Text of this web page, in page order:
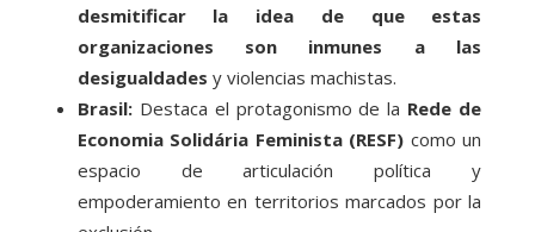
desmitificar la idea de que estas
organizaciones son inmunes a las
desigualdades y violencias machistas.
Brasil:Destaca el protagonismo de la Rede de
Economia Solidária Feminista (RESF) como un
espacio de articulación política y
empoderamiento en territorios marcados por la